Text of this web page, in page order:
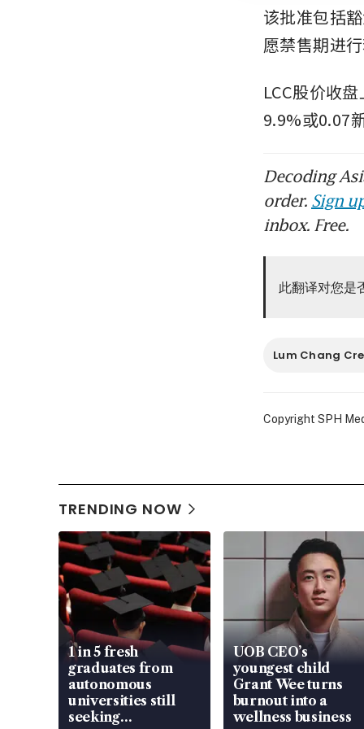
该批准包括
愿禁售期进
LCC股价收
9.9%或0.07
Decoding
order. Sign
inbox. Free.
此翻译对您是
Lum Chang
Copyright SPH
TRENDING NOW
1 in 5 fresh
graduates from
autonomous
universities still
seeking
UOB CEO’s
youngest child
Grant Wee turns
burnout into a
wellness business